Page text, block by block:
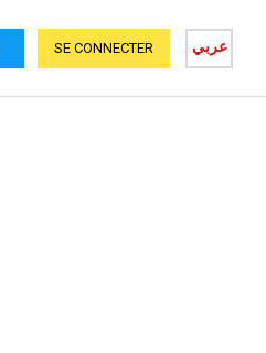
عربي SE CONNECTER